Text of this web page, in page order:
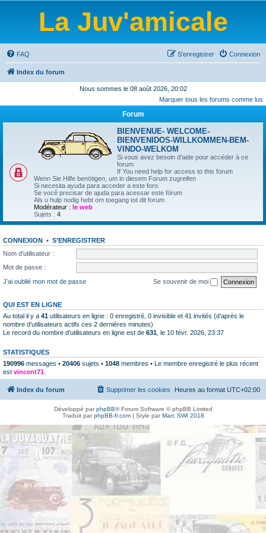
La Juv'amicale
FAQ Connexion
S’enregistrer
Index du forum
Nous sommes le 08 août 2026, 20:02
Marquer tous les forums comme lus
Forum
BIENVENUE- WELCOME-
BIENVENIDOS-WILLKOMMEN-BEM-
VINDO-WELKOM
Si vous avez besoin d'aide pour accéder à ce
forum
If You need help for access to this forum
Wenn Sie Hilfe benötigen, um in diesem Forum zugreifen
Si necesita ayuda para acceder a este foro
Se você precisar de ajuda para acessar este fórum
Als u hulp nodig hebt om toegang tot dit forum
Modérateur : le web
Sujets : 4
CONNEXION • S’ENREGISTRER
Nom d’utilisateur :
Mot de passe :
J’ai oublié mon mot de passe
Se souvenir de moi
QUI EST EN LIGNE
Au total il y a 41 utilisateurs en ligne : 0 enregistré, 0 invisible et 41 invités (d’après le
nombre d’utilisateurs actifs ces 2 dernières minutes)
Le record du nombre d’utilisateurs en ligne est de 631 , le 10 févr. 2026, 23:37
STATISTIQUES
190996 messages • 20406 sujets • 1048 membres • Le membre enregistré le plus récent
est vincent71
Index du forum Heures au format UTC+02:00
Supprimer les cookies
Développé parphpBB® Forum Software © phpBB Limited
Traduit parphpBB-fr.com| Style parMarc SWI 2018